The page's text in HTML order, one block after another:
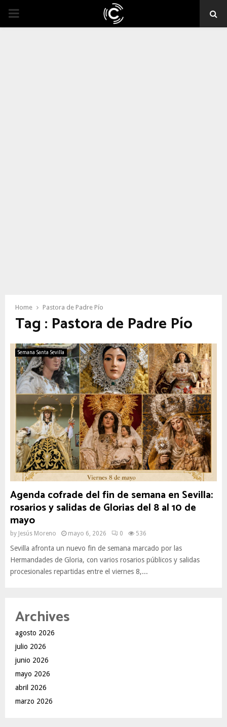
PRIMARY
Home Pastora de Padre Pío
Tag : Pastora de Padre Pío
Semana Santa Sevilla
Agenda cofrade del fin de semana en Sevilla:
rosarios y salidas de Glorias del 8 al 10 de
mayo
by Jesús Moreno mayo 6, 2026 0 536
Sevilla afronta un nuevo fin de semana marcado por las
Hermandades de Gloria, con varios rosarios públicos y salidas
procesionales repartidas entre el viernes 8,...
Archives
agosto 2026
julio 2026
junio 2026
mayo 2026
abril 2026
marzo 2026